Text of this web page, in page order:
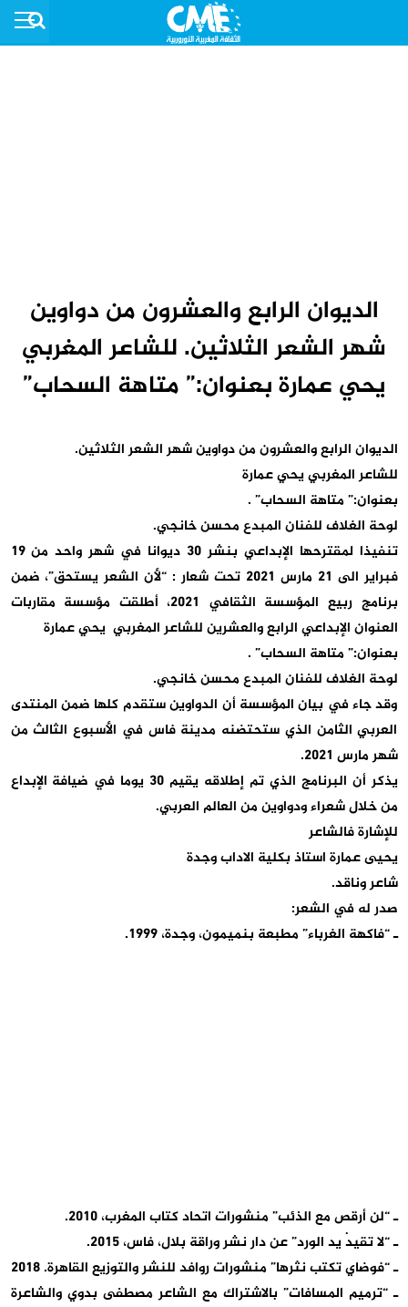
الديوان الرابع والعشرون من دواوين
شهر الشعر الثلاثين. للشاعر المغربي
يحي عمارة بعنوان:” متاهة السحاب”
الديوان الرابع والعشرون من دواوين شهر الشعر الثلاثين.
للشاعر المغربي يحي عمارة
بعنوان:” متاهة السحاب” .
لوحة الغلاف للفنان المبدع محسن خانجي.
تنفيذا لمقترحها الإبداعي بنشر 30 ديوانا في شهر واحد من 19
فبراير الى 21 مارس 2021 تحت شعار : “لأن الشعر يستحق”، ضمن
برنامج ربيع المؤسسة الثقافي 2021، أطلقت مؤسسة مقاربات
العنوان الإبداعي الرابع والعشرين للشاعر المغربي يحي عمارة
بعنوان:” متاهة السحاب” .
لوحة الغلاف للفنان المبدع محسن خانجي.
وقد جاء في بيان المؤسسة أن الدواوين ستقدم كلها ضمن المنتدى
العربي الثامن الذي ستحتضنه مدينة فاس في الأسبوع الثالث من
شهر مارس 2021.
يذكر أن البرنامج الذي تم إطلاقه يقيم 30 يوما في ضيافة الإبداع
من خلال شعراء ودواوين من العالم العربي.
للإشارة فالشاعر
يحيى عمارة استاذ بكلية الاداب وجدة
شاعر وناقد.
صدر له في الشعر:
ـ “فاكهة الغرباء” مطبعة بنميمون، وجدة، 1999.
ـ “لن أرقص مع الذئب” منشورات اتحاد كتاب المغرب، 2010.
ـ “لا تقيدْ يد الورد” عن دار نشر وراقة بلال، فاس، 2015.
ـ “فوضاي تكتب نثرها” منشورات روافد للنشر والتوزيع القاهرة. 2018
ـ “ترميم المسافات” بالاشتراك مع الشاعر مصطفى بدوي والشاعرة